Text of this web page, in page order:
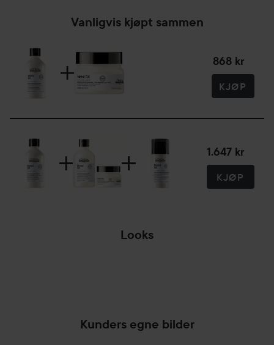
Vanligvis kjøpt sammen
868 kr
KJØP
1.647 kr
KJØP
Looks
Kunders egne bilder